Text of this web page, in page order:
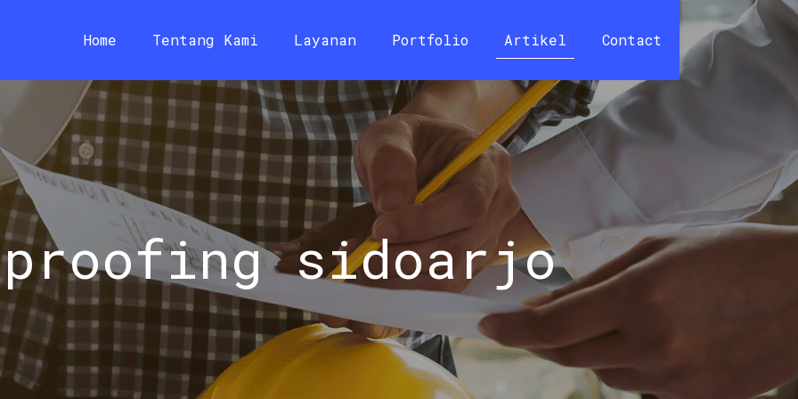
Home Tentang Kami Layanan Portfolio Artikel Contact
sidoarjo